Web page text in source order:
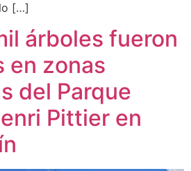
[…]
árboles fueron
en zonas
del Parque
Pittier en